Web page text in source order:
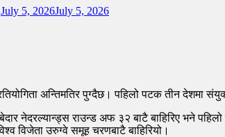
July 5, 2026July 5, 2026
अन्तिमतिर पुग्दैछ। पहिलो पटक तीन देशमा
नेदरल्यान्ड्स राउन्ड अफ ३२ बाटै बाहिरिए भने
विजेता उरुग्वे समूह चरणबाटै बाहिरियो।